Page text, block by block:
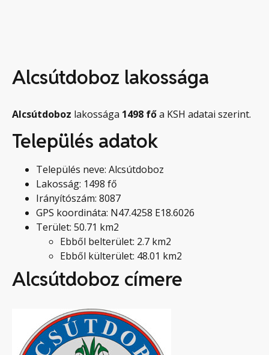
Alcsútdoboz lakossága
Alcsútdoboz lakossága 1498 főa KSH adatai szerint.
Település adatok
Település neve: Alcsútdoboz
Lakosság: 1498 fő
Irányítószám: 8087
GPS koordináta: N47.4258 E18.6026
Terület: 50.71 km2
Ebből belterület: 2.7 km2
Ebből külterület: 48.01 km2
Alcsútdoboz címere